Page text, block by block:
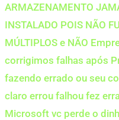
ARMAZENAMENTO
INSTALADO POIS NÃO
MÚLTIPLOS e NÃO
corrigimos falhas após
fazendo errado ou seu
claro errou falhou fez
Microsoft vc perde o